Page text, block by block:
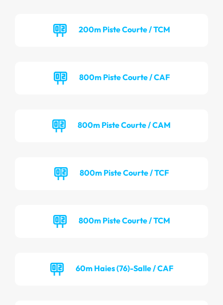
200m Piste Courte / TCM
800m Piste Courte / CAF
800m Piste Courte / CAM
800m Piste Courte / TCF
800m Piste Courte / TCM
60m Haies (76)-Salle / CAF